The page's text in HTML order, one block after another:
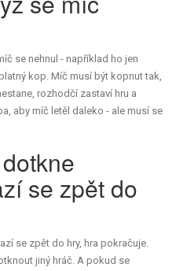
se nehnul - například ho jen
kop. Míč musí být kopnut tak,
rozhodčí zastaví hru a
aby míč letěl daleko - ale musí se
se zpět do
se zpět do hry, hra pokračuje.
jiný hráč. A pokud se